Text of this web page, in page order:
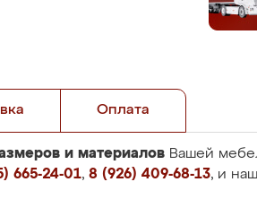
Оплата
и материалов Вашей
665-24-01, 8 (926) 409-68-13, и